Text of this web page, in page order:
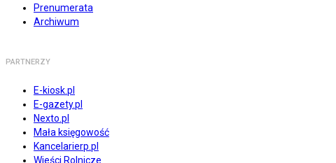
Prenumerata
Archiwum
PARTNERZY
E-kiosk.pl
E-gazety.pl
Nexto.pl
Mała księgowość
Kancelarierp.pl
Wieści Rolnicze